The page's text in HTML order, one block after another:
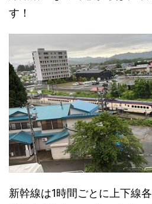
す！
新幹線は1時間ごとに上下線